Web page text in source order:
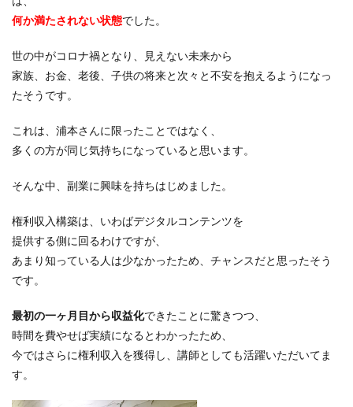
何か満たされない状態でした。
世の中がコロナ禍となり、見えない未来から
家族、お金、老後、子供の将来と次々と不安を抱えるようになっ
たそうです。
これは、浦本さんに限ったことではなく、
多くの方が同じ気持ちになっていると思います。
そんな中、副業に興味を持ちはじめました。
権利収入構築は、いわばデジタルコンテンツを
提供する側に回るわけですが、
あまり知っている人は少なかったため、チャンスだと思ったそう
です。
最初の一ヶ月目から収益化できたことに驚きつつ、
時間を費やせば実績になるとわかったため、
今ではさらに権利収入を獲得し、講師としても活躍いただいてま
す。